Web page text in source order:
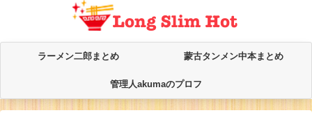
ラーメン二郎まとめ 蒙古タンメン中本まとめ
管理人akumaのプロフ